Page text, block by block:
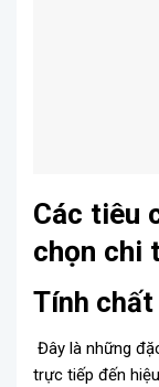
Các tiêu
chọn chi
Tính
Đây là những
trực tiếp đến